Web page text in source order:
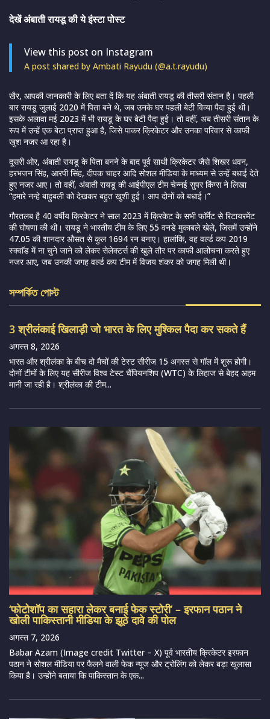
देखें अंबाती रायडू की ये इंस्टा पोस्ट
View this post on Instagram
A post shared by Ambati Rayudu (@a.t.rayudu)
खैर, आपकी जानकारी के लिए बता दें कि यह अंबाती रायडू की तीसरी संतान है। पहली
बार रायडू जुलाई 2020 में पिता बने थे, जब उनके घर पहली बेटी विव्या पैदा हुई थी।
इसके अलावा मई 2023 में भी रायडू के घर बेटी पैदा हुई। तो वहीं, अब तीसरी संतान के
रूप में उन्हें एक बेटा प्राप्त हुआ है, जिसे पाकर क्रिकेटर और उनका परिवार से काफी
खुश नजर आ रहा है।
दूसरी ओर, अंबाती रायडू के पिता बनने के बाद पूर्व साथी क्रिकेटर जैसे शिखर धवन,
हरभजन सिंह, आरपी सिंह, दीपक चाहर आदि सोशल मीडिया के माध्यम से उन्हें बधाई देते
हुए नजर आए। तो वहीं, अंबाती रायडू की आईपीएल टीम चेन्नई सुपर किंग्स ने लिखा
“हमारे नन्हे बाहुबली को देखकर बहुत खुशी हुई। आप दोनों को बधाई।”
गौरतलब है 40 वर्षीय क्रिकेटर ने साल 2023 में क्रिकेट के सभी फाॅर्मेट से रिटायरमेंट
की घोषणा की थी। रायडू ने भारतीय टीम के लिए 55 वनडे मुकाबले खेले, जिसमें उन्होंने
47.05 की शानदार औसत से कुल 1694 रन बनाए। हालांकि, वह वर्ल्ड कप 2019
स्क्वाॅड में ना चुने जाने को लेकर सेलेक्टर्स की खुले तौर पर काफी आलोचना करते हुए
नजर आए, जब उनकी जगह वर्ल्ड कप टीम में विजय शंकर को जगह मिली थी।
সম্পর্কিত পোস্ট
3 श्रीलंकाई खिलाड़ी जो भारत के लिए मुश्किल पैदा कर सकते हैं
अगस्त 8, 2026
भारत और श्रीलंका के बीच दो मैचों की टेस्ट सीरीज 15 अगस्त से गॉल में शुरू होगी।
दोनों टीमों के लिए यह सीरीज विश्व टेस्ट चैंपियनशिप (WTC) के लिहाज से बेहद अहम
मानी जा रही है। श्रीलंका की टीम...
‘फोटोशॉप का सहारा लेकर बनाई फेक स्टोरी’ – इरफान पठान ने
खोली पाकिस्तानी मीडिया के झूठे दावे की पोल
अगस्त 7, 2026
Babar Azam (Image credit Twitter – X) पूर्व भारतीय क्रिकेटर इरफान
पठान ने सोशल मीडिया पर फैलने वाली फेक न्यूज और ट्रोलिंग को लेकर बड़ा खुलासा
किया है। उन्होंने बताया कि पाकिस्तान के एक...